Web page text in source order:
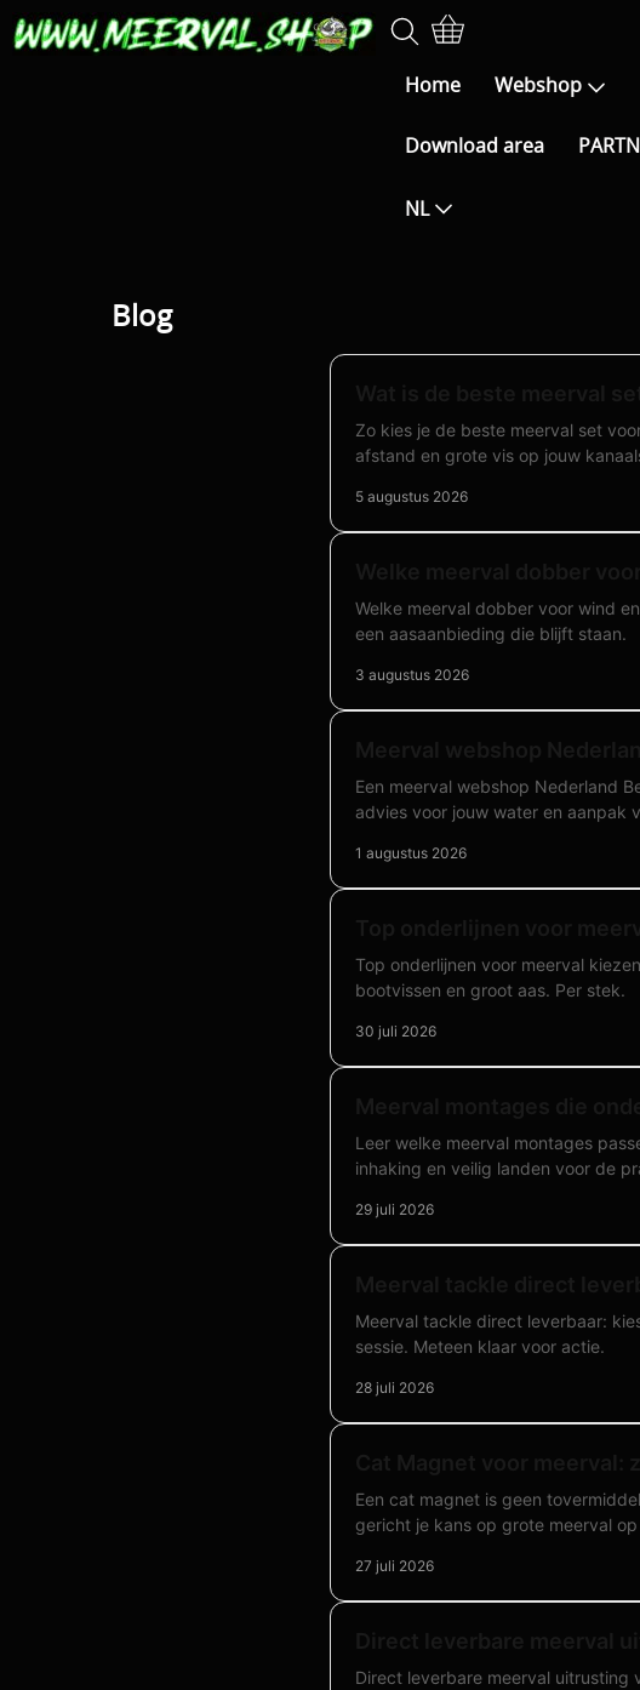
Home Webshop
Download area
NL
Blog
Zo kies je de beste meerval set
afstand en grote vis op jouw
5 augustus 2026
Welke meerval dobber voor wind
een aasaanbieding die blijft staan.
3 augustus 2026
Een meerval webshop Nederland
advies voor jouw water en aanpak
1 augustus 2026
Top onderlijnen voor meerval
bootvissen en groot aas. Per stek.
30 juli 2026
Leer welke meerval montages
inhaking en veilig landen voor de
29 juli 2026
Meerval tackle direct leverbaar:
sessie. Meteen klaar voor actie.
28 juli 2026
Een cat magnet is geen
gericht je kans op grote meerval
27 juli 2026
Direct leverbare meerval uitrusting